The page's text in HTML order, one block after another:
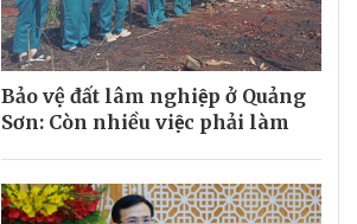
Bảo vệ đất lâm nghiệp ở Quảng
Sơn: Còn nhiều việc phải làm